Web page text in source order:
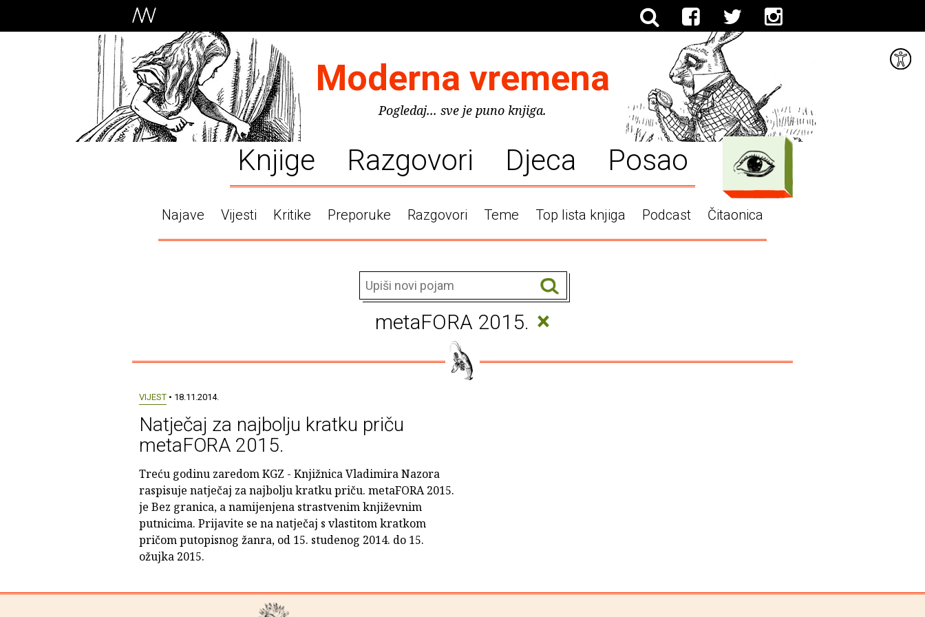
Moderna vremena
Pogledaj... sve je puno knjiga.
Knjige Razgovori Djeca Posao
Najave Vijesti Kritike Preporuke Razgovori Teme Top lista knjiga Podcast Čitaonica
metaFORA 2015. ×
VIJEST• 18.11.2014.
Natječaj za najbolju kratku priču
metaFORA 2015.
Treću godinu zaredom KGZ - Knjižnica Vladimira Nazora
raspisuje natječaj za najbolju kratku priču. metaFORA 2015.
je Bez granica, a namijenjena strastvenim književnim
putnicima. Prijavite se na natječaj s vlastitom kratkom
pričom putopisnog žanra, od 15. studenog 2014. do 15.
ožujka 2015.